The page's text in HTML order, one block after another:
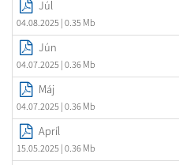
Júl
04.08.2025 | 0.35 Mb
Jún
04.07.2025 | 0.36 Mb
Máj
04.07.2025 | 0.36 Mb
Apríl
15.05.2025 | 0.36 Mb